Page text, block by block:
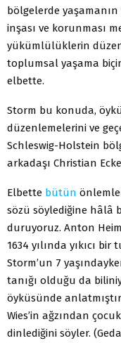
bölgelerde
inşası ve korunması
yükümlülüklerin
toplumsal yaşama
elbette.
Storm bu konuda,
düzenlemelerini ve
Schleswig-Holstein
arkadaşı Christian
Elbette bütün
sözü söylediğine hâlâ
duruyoruz. Anton
1634 yılında yıkıcı
Storm’un 7
tanığı olduğu da
öyküsünde
Wies’in ağzından
dinlediğini söyler.